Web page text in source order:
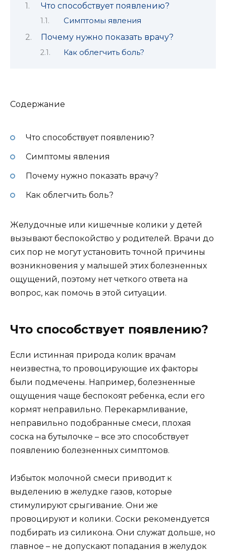
Что способствует появлению?
Симптомы явления
Почему нужно показать врачу?
Как облегчить боль?
Содержание
Что способствует появлению?
Симптомы явления
Почему нужно показать врачу?
Как облегчить боль?
Желудочные или кишечные колики у детей
вызывают беспокойство у родителей. Врачи до
сих пор не могут установить точной причины
возникновения у малышей этих болезненных
ощущений, поэтому нет четкого ответа на
вопрос, как помочь в этой ситуации.
Что способствует появлению?
Если истинная природа колик врачам
неизвестна, то провоцирующие их факторы
были подмечены. Например, болезненные
ощущения чаще беспокоят ребенка, если его
кормят неправильно. Перекармливание,
неправильно подобранные смеси, плохая
соска на бутылочке – все это способствует
появлению болезненных симптомов.
Избыток молочной смеси приводит к
выделению в желудке газов, которые
стимулируют срыгивание. Они же
провоцируют и колики. Соски рекомендуется
подбирать из силикона. Они служат дольше, но
главное – не допускают попадания в желудок